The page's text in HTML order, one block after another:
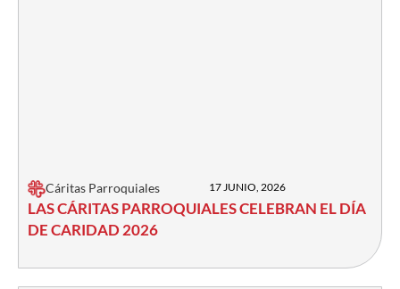
Cáritas Parroquiales 17 JUNIO, 2026
LAS CÁRITAS PARROQUIALES CELEBRAN EL DÍA
DE CARIDAD 2026